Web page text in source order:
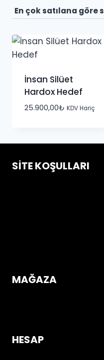
İnsan Silüet
Hardox Hedef
25.900,00₺ KDV Hariç
SITE KOŞULLARI
MAĞAZA
HESAP